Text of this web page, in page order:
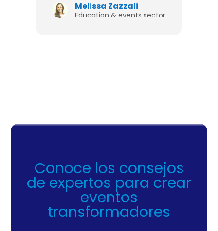
Melissa Zazzali
Education & events sector
Conoce los consejos
de expertos para crear
eventos
transformadores